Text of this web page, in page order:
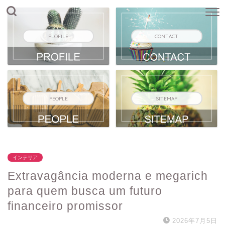
PLOFILE CONTACT
PEOPLE SITEMAP
インテリア
Extravagância moderna e megarich
para quem busca um futuro
financeiro promissor
2026年7月5日